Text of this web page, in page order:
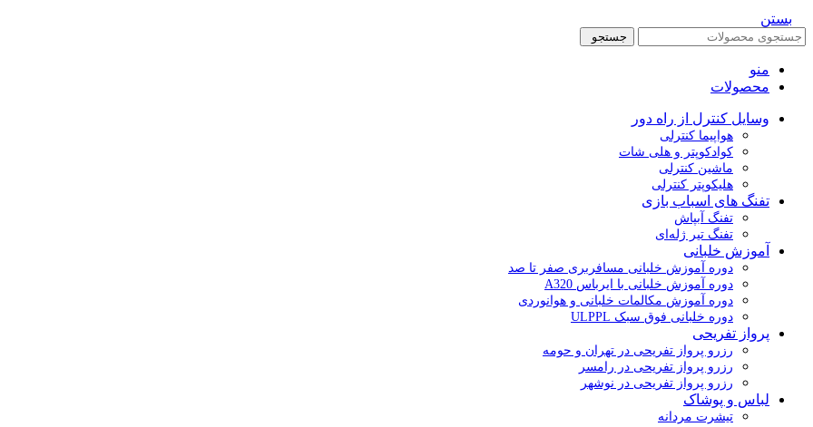
بستن
جستجو
منو
محصولات
وسایل کنترل از راه دور
هواپیما کنترلی
کوادکوپتر و هلی شات
ماشین کنترلی
هلیکوپتر کنترلی
تفنگ های اسباب بازی
تفنگ آبپاش
تفنگ تیر ژله‌ای
آموزش خلبانی
دوره آموزش خلبانی مسافربری صفر تا صد
دوره آموزش خلبانی با ایرباس A320
دوره آموزش مکالمات خلبانی و هوانوردی
دوره خلبانی فوق سبک ULPPL
پرواز تفریحی
رزرو پرواز تفریحی در تهران و حومه
رزرو پرواز تفریحی در رامسر
رزرو پرواز تفریحی در نوشهر
لباس و پوشاک
تیشرت مردانه